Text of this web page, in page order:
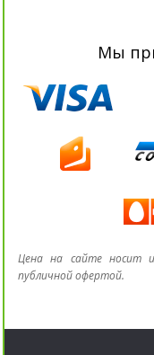
Мы
Цена на сайте носит
публичной офертой.